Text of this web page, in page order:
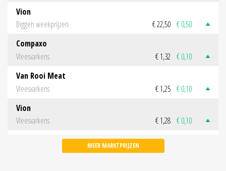
Vion
Biggen weekprijzen
€ 22,50 € 0,50
Compaxo
Vleesvarkens
€ 1,32 € 0,10
Van Rooi Meat
Vleesvarkens
€ 1,25 € 0,10
Vion
Vleesvarkens
€ 1,28 € 0,10
MEER MARKTPRIJZEN